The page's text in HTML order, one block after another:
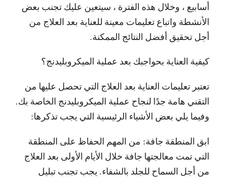
أسابيع ، وخلال هذه الفترة ، سيتعين عليك تجنب بعض
الأنشطة واتباع تعليمات معينة للعناية بعد العلاج من
أجل تحقيق أفضل النتائج الممكنة.
كيفية العناية بحواجبك بعد عملية الميكروبليدنج؟
تعتبر تعليمات العناية بعد العلاج التي تحصل عليها من
التقني هامة جدًا لنجاح عملية الميكروبليدنج الخاصة بك.
وفيما يلي بعض الأشياء الرئيسية التي يجب تذكرها:
ابق المنطقة جافة: من المهم الحفاظ على المنطقة
التي تمت معالجتها جافة خلال الأيام الأولى بعد العلاج
من أجل السماح للجلد بالشفاء. يجب تجنب تبليل